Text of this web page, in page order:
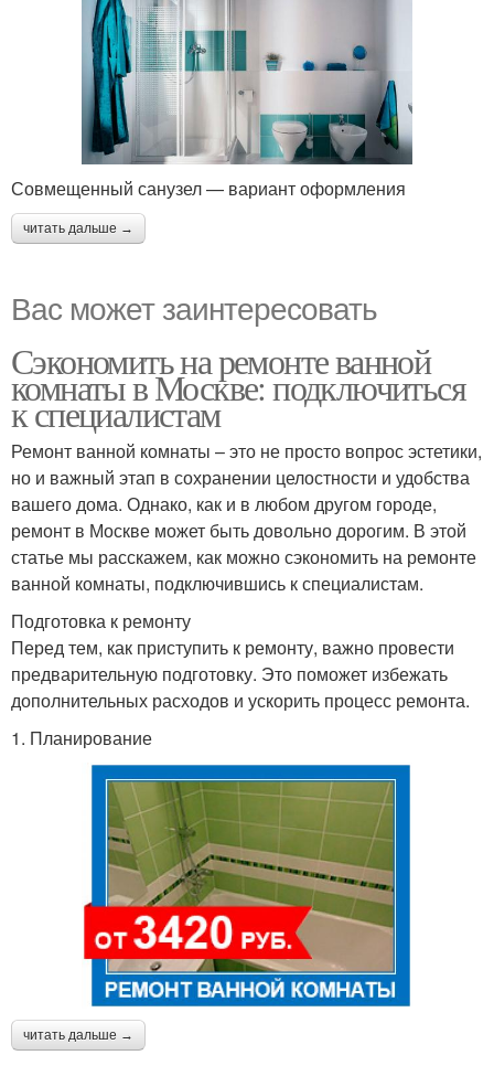
Совмещенный санузел — вариант оформления
читать дальше →
Вас может заинтересовать
Сэкономить на ремонте ванной
комнаты в Москве: подключиться
к специалистам
Ремонт ванной комнаты – это не просто вопрос эстетики,
но и важный этап в сохранении целостности и удобства
вашего дома. Однако, как и в любом другом городе,
ремонт в Москве может быть довольно дорогим. В этой
статье мы расскажем, как можно сэкономить на ремонте
ванной комнаты, подключившись к специалистам.
Подготовка к ремонту
Перед тем, как приступить к ремонту, важно провести
предварительную подготовку. Это поможет избежать
дополнительных расходов и ускорить процесс ремонта.
1. Планирование
читать дальше →